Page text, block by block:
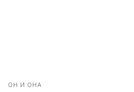
ОН И ОНА